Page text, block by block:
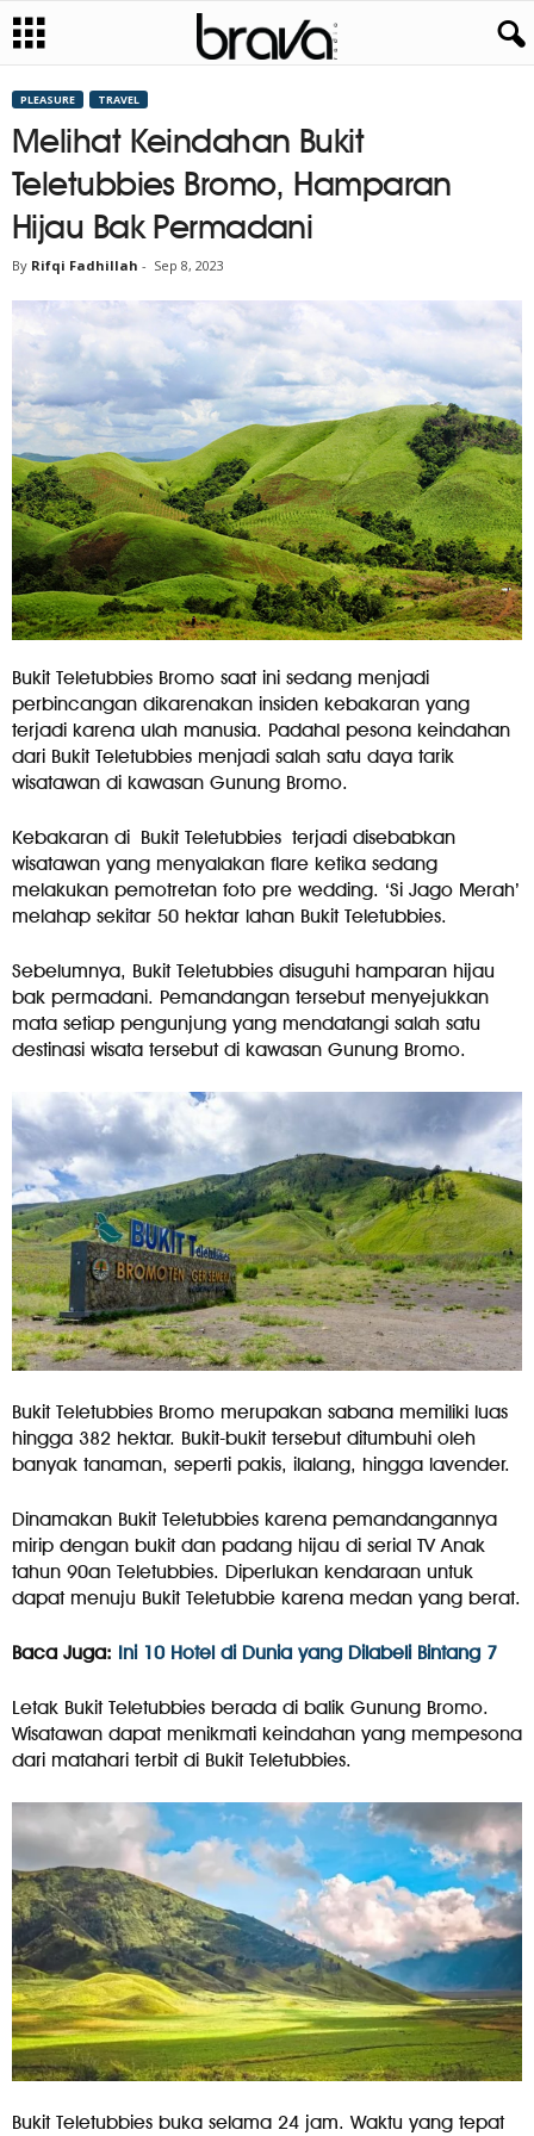
PLEASURE TRAVEL
Melihat Keindahan Bukit
Teletubbies Bromo, Hamparan
Hijau Bak Permadani
By Rifqi Fadhillah - Sep 8, 2023
Bukit Teletubbies Bromo saat ini sedang menjadi
perbincangan dikarenakan insiden kebakaran yang
terjadi karena ulah manusia. Padahal pesona keindahan
dari Bukit Teletubbies menjadi salah satu daya tarik
wisatawan di kawasan Gunung Bromo.
Kebakaran di Bukit Teletubbies terjadi disebabkan
wisatawan yang menyalakan flare ketika sedang
melakukan pemotretan foto pre wedding. ‘Si Jago Merah’
melahap sekitar 50 hektar lahan Bukit Teletubbies.
Sebelumnya, Bukit Teletubbies disuguhi hamparan hijau
bak permadani. Pemandangan tersebut menyejukkan
mata setiap pengunjung yang mendatangi salah satu
destinasi wisata tersebut di kawasan Gunung Bromo.
Bukit Teletubbies Bromo merupakan sabana memiliki luas
hingga 382 hektar. Bukit-bukit tersebut ditumbuhi oleh
banyak tanaman, seperti pakis, ilalang, hingga lavender.
Dinamakan Bukit Teletubbies karena pemandangannya
mirip dengan bukit dan padang hijau di serial TV Anak
tahun 90an Teletubbies. Diperlukan kendaraan untuk
dapat menuju Bukit Teletubbie karena medan yang berat.
Baca Juga: Ini 10 Hotel di Dunia yang Dilabeli Bintang 7
Letak Bukit Teletubbies berada di balik Gunung Bromo.
Wisatawan dapat menikmati keindahan yang mempesona
dari matahari terbit di Bukit Teletubbies.
Bukit Teletubbies buka selama 24 jam. Waktu yang tepat